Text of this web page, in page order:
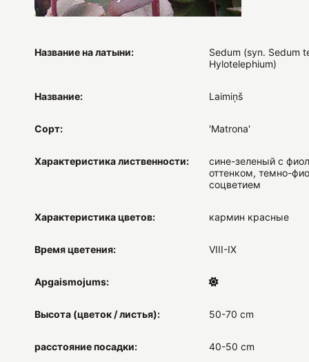
Название на латыни:
Sedum (syn. Sedum
Hylotelephium)
Название: Laimiņš
Сорт: 'Matrona'
Характеристика лиственности:
сине-зеленый с
оттенком, темно-
соцветием
Характеристика цветов: кармин красные
Время цветения: VIII-IX
Apgaismojums:
Высота (цветок / листья): 50-70 cm
расстояние посадки: 40-50 cm